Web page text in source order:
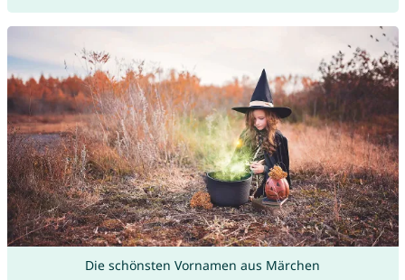
Die schönsten Vornamen aus Märchen